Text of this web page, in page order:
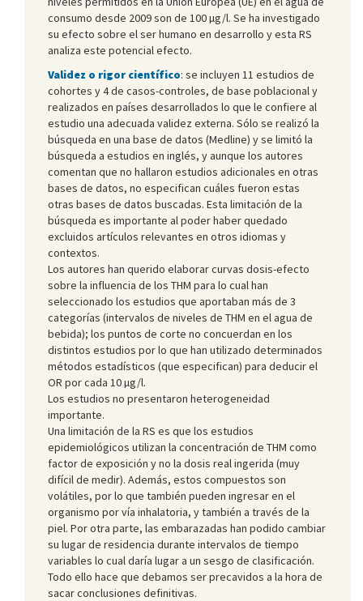
consumo desde 2009 son de 100 µg/l. Se ha investigado
su efecto sobre el ser humano en desarrollo y esta RS
analiza este potencial efecto.
Validez o rigor científico: se incluyen 11 estudios de
cohortes y 4 de casos-controles, de base poblacional y
realizados en países desarrollados lo que le confiere al
estudio una adecuada validez externa. Sólo se realizó la
búsqueda en una base de datos (Medline) y se limitó la
búsqueda a estudios en inglés, y aunque los autores
comentan que no hallaron estudios adicionales en otras
bases de datos, no especifican cuáles fueron estas
otras bases de datos buscadas. Esta limitación de la
búsqueda es importante al poder haber quedado
excluidos artículos relevantes en otros idiomas y
contextos.
Los autores han querido elaborar curvas dosis-efecto
sobre la influencia de los THM para lo cual han
seleccionado los estudios que aportaban más de 3
categorías (intervalos de niveles de THM en el agua de
bebida); los puntos de corte no concuerdan en los
distintos estudios por lo que han utilizado determinados
métodos estadísticos (que especifican) para deducir el
OR por cada 10 µg/l.
Los estudios no presentaron heterogeneidad
importante.
Una limitación de la RS es que los estudios
epidemiológicos utilizan la concentración de THM como
factor de exposición y no la dosis real ingerida (muy
difícil de medir). Además, estos compuestos son
volátiles, por lo que también pueden ingresar en el
organismo por vía inhalatoria, y también a través de la
piel. Por otra parte, las embarazadas han podido cambiar
su lugar de residencia durante intervalos de tiempo
variables lo cual daría lugar a un sesgo de clasificación.
Todo ello hace que debamos ser precavidos a la hora de
sacar conclusiones definitivas.